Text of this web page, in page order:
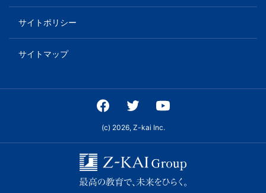
向
サイトポリシー
サイトマップ
(c) 2026, Z-kai Inc.